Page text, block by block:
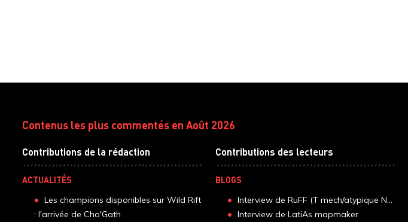
Contenus les plus commentés en Août 2026
Contributions de la rédaction
ACTUALITÉS
Les champions disponibles sur Wild Rift
: l'arrivée de Cho'Gath
Contributions des lecteurs
BLOGS
Interview de RuFF (T mech/atypique N...
Interview de LatiAs mapmaker